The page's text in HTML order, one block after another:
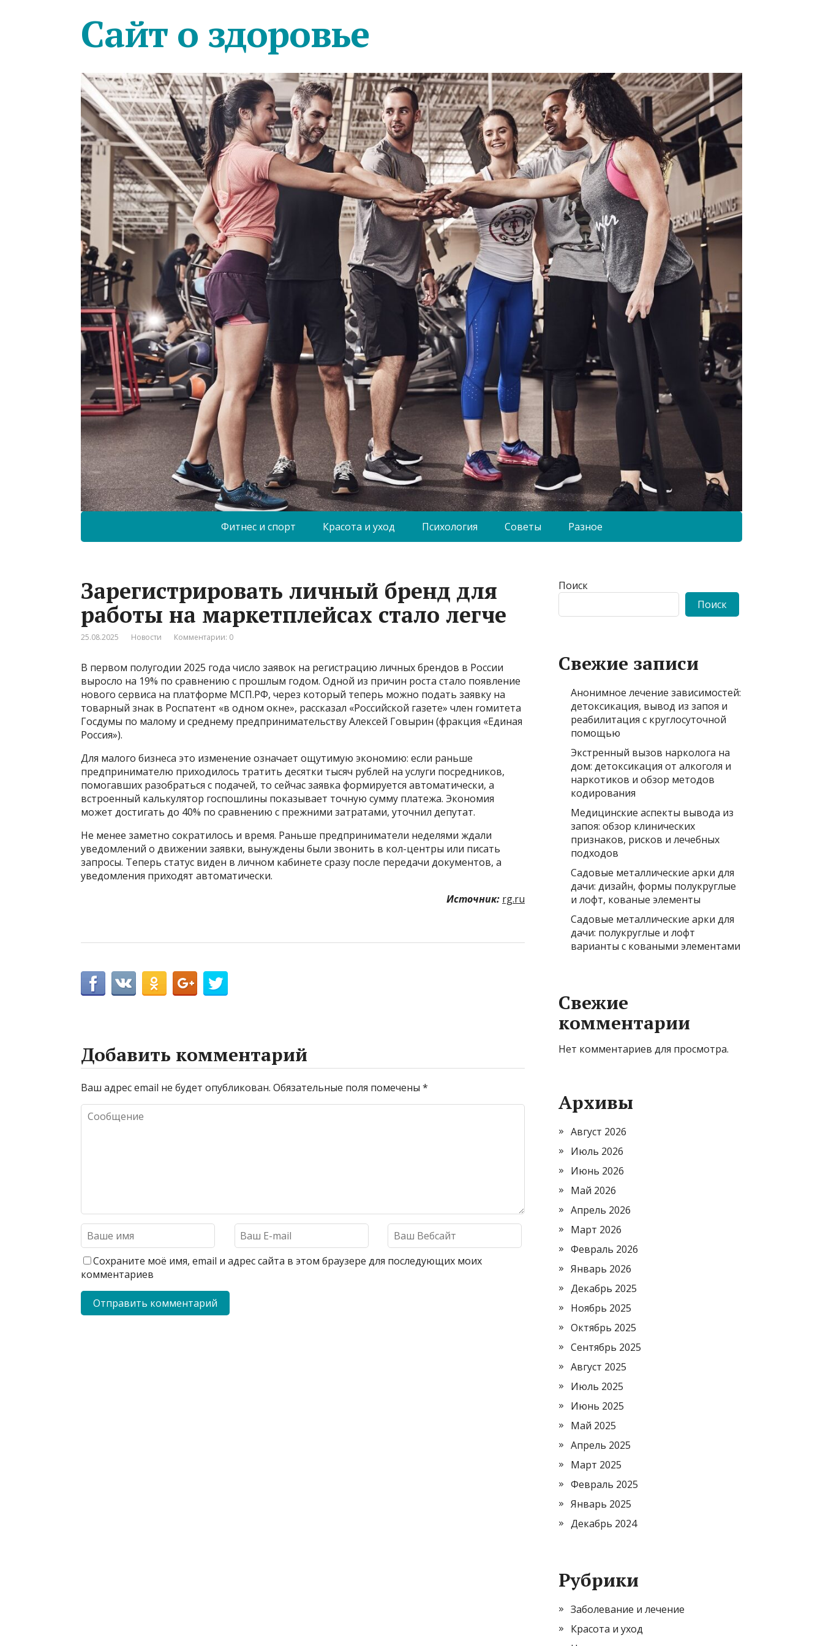
Сайт о здоровье
Фитнес и спорт Красота и уход Психология Советы Разное
Зарегистрировать личный бренд для
работы на маркетплейсах стало легче
25.08.2025 Новости Комментарии: 0
В первом полугодии 2025 года число заявок на регистрацию личных брендов в России
выросло на 19% по сравнению с прошлым годом. Одной из причин роста стало появление
нового сервиса на платформе МСП.РФ, через который теперь можно подать заявку на
товарный знак в Роспатент «в одном окне», рассказал «Российской газете» член rомитета
Госдумы по малому и среднему предпринимательству Алексей Говырин (фракция «Единая
Россия»).
Для малого бизнеса это изменение означает ощутимую экономию: если раньше
предпринимателю приходилось тратить десятки тысяч рублей на услуги посредников,
помогавших разобраться с подачей, то сейчас заявка формируется автоматически, а
встроенный калькулятор госпошлины показывает точную сумму платежа. Экономия
может достигать до 40% по сравнению с прежними затратами, уточнил депутат.
Не менее заметно сократилось и время. Раньше предприниматели неделями ждали
уведомлений о движении заявки, вынуждены были звонить в кол-центры или писать
запросы. Теперь статус виден в личном кабинете сразу после передачи документов, а
уведомления приходят автоматически.
Источник: rg.ru
Добавить комментарий
Ваш адрес email не будет опубликован. Обязательные поля помечены *
Сохраните моё имя, email и адрес сайта в этом браузере для последующих моих
комментариев
Поиск
Поиск
Свежие записи
Анонимное лечение зависимостей:
детоксикация, вывод из запоя и
реабилитация с круглосуточной
помощью
Экстренный вызов нарколога на
дом: детоксикация от алкоголя и
наркотиков и обзор методов
кодирования
Медицинские аспекты вывода из
запоя: обзор клинических
признаков, рисков и лечебных
подходов
Садовые металлические арки для
дачи: дизайн, формы полукруглые
и лофт, кованые элементы
Садовые металлические арки для
дачи: полукруглые и лофт
варианты с коваными элементами
Свежие
комментарии
Нет комментариев для просмотра.
Архивы
Август 2026
Июль 2026
Июнь 2026
Май 2026
Апрель 2026
Март 2026
Февраль 2026
Январь 2026
Декабрь 2025
Ноябрь 2025
Октябрь 2025
Сентябрь 2025
Август 2025
Июль 2025
Июнь 2025
Май 2025
Апрель 2025
Март 2025
Февраль 2025
Январь 2025
Декабрь 2024
Рубрики
Заболевание и лечение
Красота и уход